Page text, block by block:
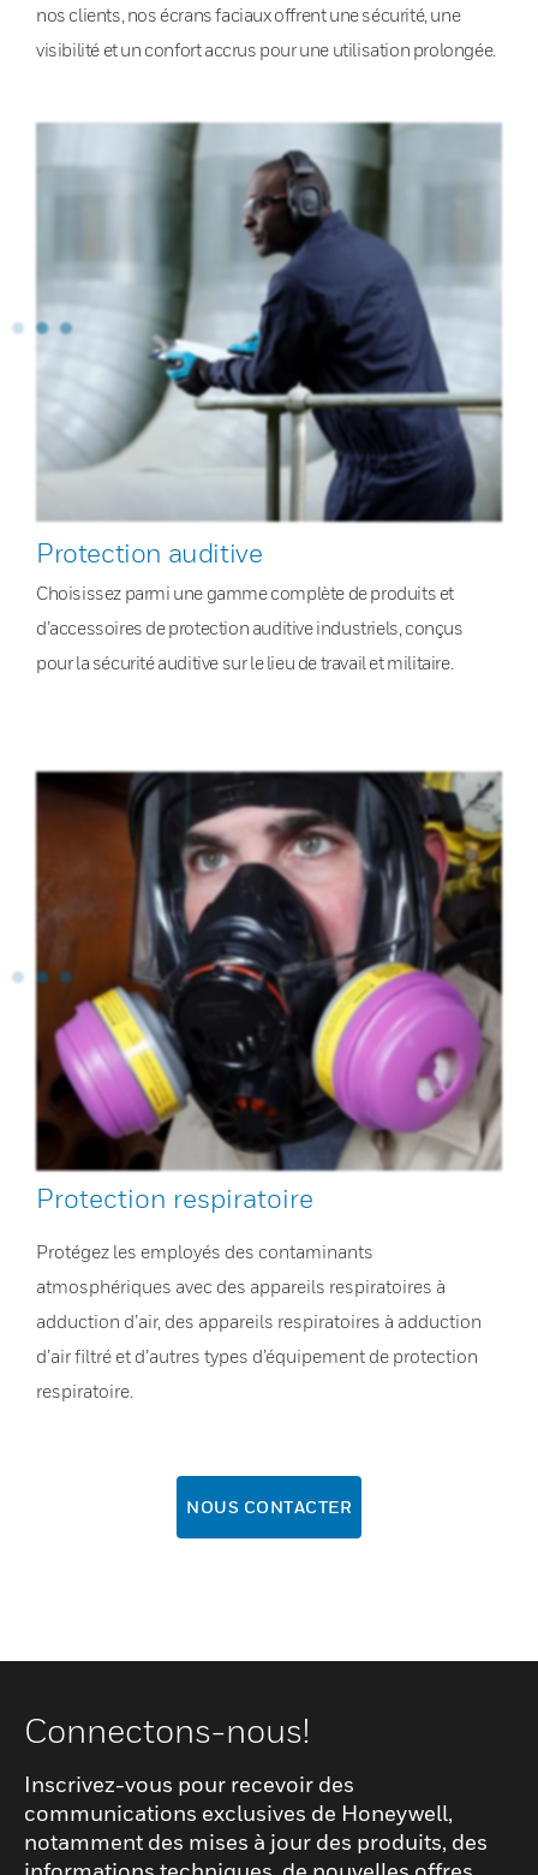
nos clients, nos écrans faciaux offrent une sécurité, une
visibilité et un confort accrus pour une utilisation prolongée.
Protection auditive
Choisissez parmi une gamme complète de produits et
d’accessoires de protection auditive industriels, conçus
pour la sécurité auditive sur le lieu de travail et militaire.
Protection respiratoire
Protégez les employés des contaminants
atmosphériques avec des appareils respiratoires à
adduction d’air, des appareils respiratoires à adduction
d’air filtré et d’autres types d’équipement de protection
respiratoire.
NOUS CONTACTER
Connectons-nous!
Inscrivez-vous pour recevoir des
communications exclusives de Honeywell,
notamment des mises à jour des produits, des